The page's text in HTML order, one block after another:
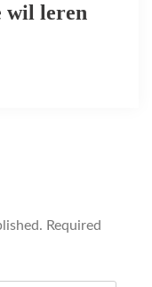
wil leren
Required